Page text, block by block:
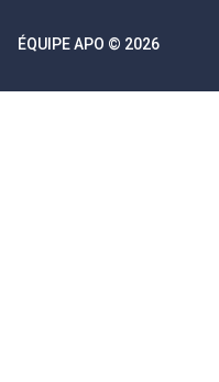
ÉQUIPE APO © 2026